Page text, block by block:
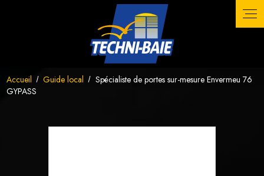
Accueil Guide local
Spécialiste de portes sur-mesure Envermeu 76
GYPASS
Panneau de gestion des cookies